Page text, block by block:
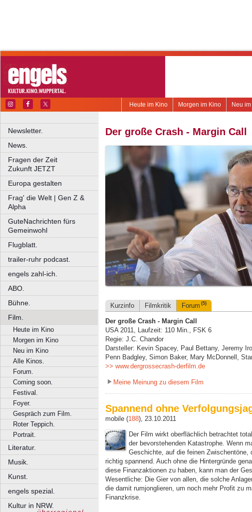
Neu
Morgen im Kino
Heute im Kino
Newsletter.
News.
Fragen der Zeit
Zukunft JETZT
Europa gestalten
Frag' die Welt | Gen Z &
Alpha
GuteNachrichten fürs
Gemeinwohl
Flugblatt.
trailer-ruhr podcast.
engels zahl-ich.
ABO.
Bühne.
Film.
Heute im Kino
Morgen im Kino
Neu im Kino
Alle Kinos.
Forum.
Coming soon.
Festival.
Foyer.
Gespräch zum Film.
Roter Teppich.
Portrait.
Literatur.
Musik.
Kunst.
engels spezial.
Kultur in NRW.
Der große Crash - Margin Call
Kurzinfo Filmkritik Forum (5)
Der große Crash - Margin Call
USA 2011, Laufzeit: 110 Min., FSK 6
Regie: J.C. Chandor
Darsteller: Kevin Spacey, Paul Bettany, Jeremy
Penn Badgley, Simon Baker, Mary McDonnell,
>> www.dergrossecrash-derfilm.de
Meine Meinung zu diesem Film
Spannend ohne
mobile (188), 23.10.2011
Der Film wirkt oberflächlich betrachtet
der bevorstehenden Katastrophe. Wenn
Geschichte, auf die feinen
richtig spannend. Auch ohne die Hintergründe
diese Finanzaktionen zu haben, kann man der
Wesentliche: Die Gier von allen, die solche
die damit rumjonglieren, um noch mehr Profit zu
Finanzkrise.